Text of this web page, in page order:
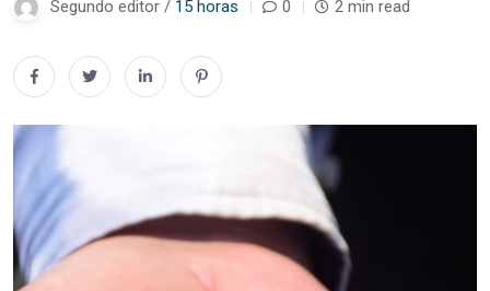
Segundo editor / 15 horas 0 2 min read